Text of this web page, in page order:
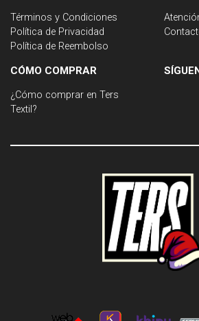
Términos y Condiciones
Política de Privacidad
Política de Reembolso
CÓMO COMPRAR
¿Cómo comprar en Ters
Textil?